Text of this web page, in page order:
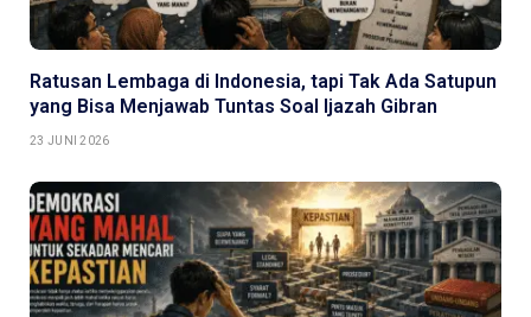
Ratusan Lembaga di Indonesia, tapi Tak Ada Satupun
yang Bisa Menjawab Tuntas Soal Ijazah Gibran
23 JUNI 2026